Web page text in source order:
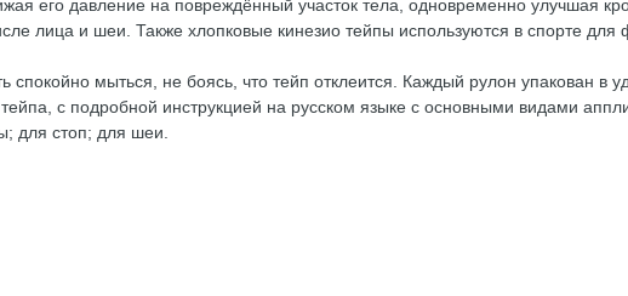
его давление на повреждённый участок тела, одновременно улучшая
лица и шеи. Также хлопковые кинезио тейпы используются в спорте для
спокойно мыться, не боясь, что тейп отклеится. Каждый рулон упакован в
с подробной инструкцией на русском языке с основными видами
для стоп; для шеи.